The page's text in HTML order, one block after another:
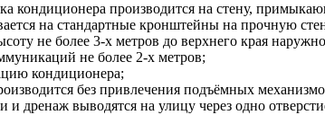
кондиционера производится на стену,
на стандартные кронштейны на прочную
не более 3-х метров до верхнего края
не более 2-х метров;
кондиционера;
без привлечения подъёмных
дренаж выводятся на улицу через одно